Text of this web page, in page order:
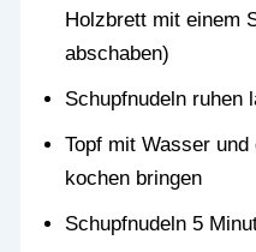
Holzbrett mit einem
abschaben)
Schupfnudeln ruhen
Topf mit Wasser
kochen bringen
Schupfnudeln 5